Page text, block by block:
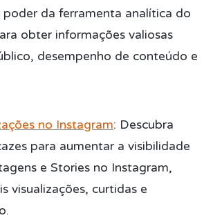
da ferramenta analítica do
obter informações valiosas
desempenho de conteúdo e
no Instagram: Descubra
para aumentar a visibilidade
e Stories no Instagram,
visualizações, curtidas e